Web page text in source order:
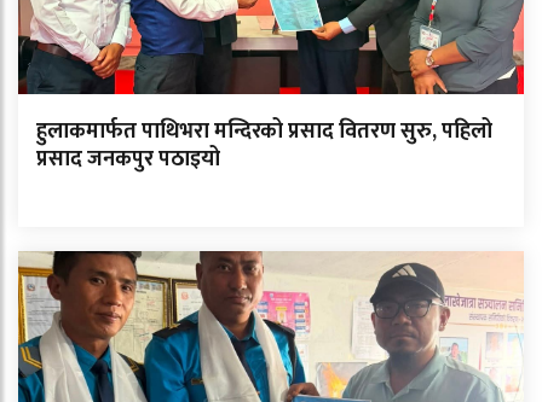
हुलाकमार्फत पाथिभरा मन्दिरको प्रसाद वितरण सुरु, पहिलो
प्रसाद जनकपुर पठाइयो